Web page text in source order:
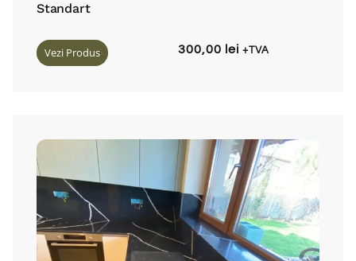
Standart
Vezi Produs 300,00 lei +TVA